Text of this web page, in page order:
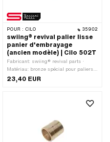
POUR : CILO 35902
swiing® revival palier lisse
panier d'embrayage
(ancien modèle) | Cilo 502T
Fabricant: swiing® revival parts ·
Matériau: bronze spécial pour paliers ·
Ø extérieur: 22 mm · Ø intérieur: 15
23,40 EUR